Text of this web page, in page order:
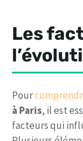
Les
Pour
à Paris, il est
facteurs qui